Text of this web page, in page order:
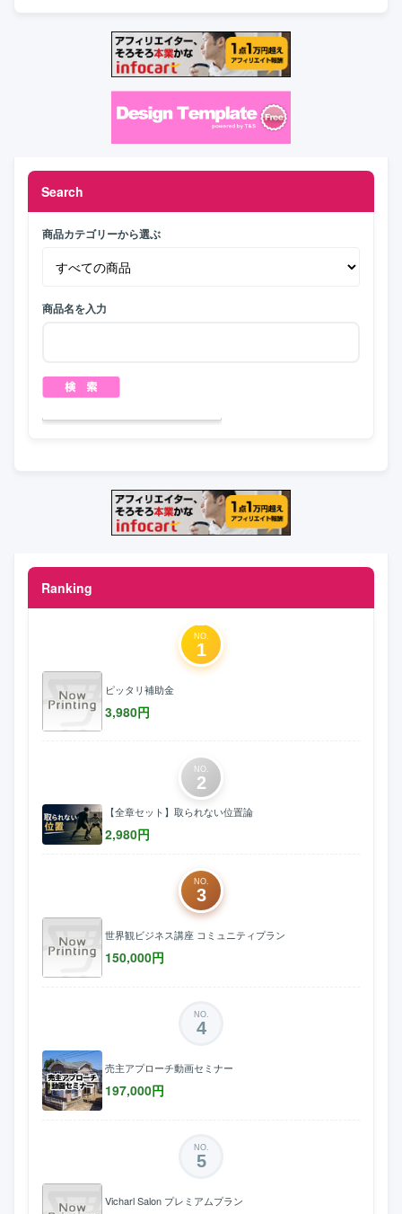
Search
商品カテゴリーから選ぶ
商品名を入力
Ranking
NO.
1
ピッタリ補助金
3,980円
NO.
2
【全章セット】取られない位置論
2,980円
NO.
3
世界観ビジネス講座 コミュニティプラン
150,000円
NO.
4
売主アプローチ動画セミナー
197,000円
NO.
5
Vicharl Salon プレミアムプラン